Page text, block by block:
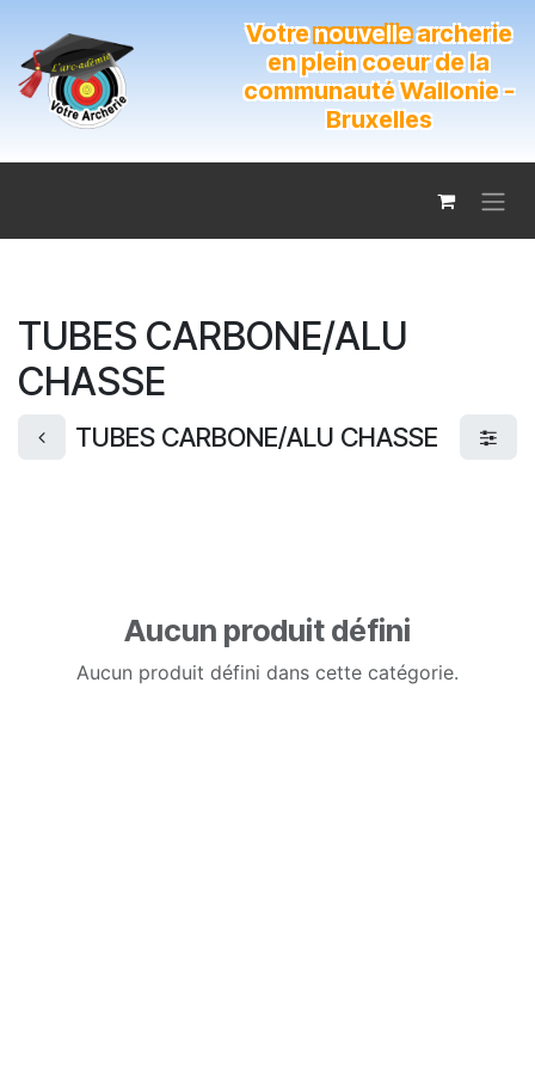
Votrenouvellearcherie
en plein coeur de la
communauté Wallonie -
Bruxelles
TUBES CARBONE/ALU
CHASSE
TUBES CARBONE/ALU CHASSE
Aucun produit défini
Aucun produit défini dans cette catégorie.